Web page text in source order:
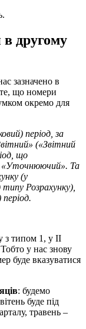
другому
зазначено в
що номери
окремо для
період, за
(«Звітний
що
«Уточнюючий». Та
(у
типу Розрахунку),
з типом 1, у ІІ
у нас знову
буде вказуватися
: будемо
буде під
травень –